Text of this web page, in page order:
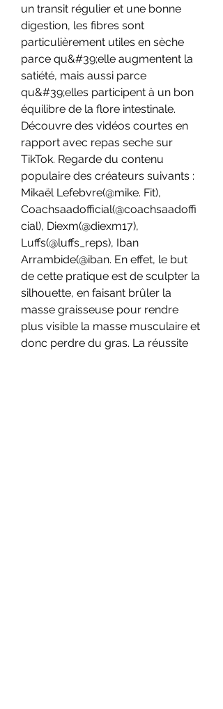
un transit régulier et une bonne
digestion, les fibres sont
particulièrement utiles en sèche
parce qu&#39;elle augmentent la
satiété, mais aussi parce
qu&#39;elles participent à un bon
équilibre de la flore intestinale.
Découvre des vidéos courtes en
rapport avec repas seche sur
TikTok. Regarde du contenu
populaire des créateurs suivants :
Mikaël Lefebvre(@mike. Fit),
Coachsaadofficial(@coachsaadoffi
cial), Diexm(@diexm17),
Luffs(@luffs_reps), Iban
Arrambide(@iban. En effet, le but
de cette pratique est de sculpter la
silhouette, en faisant brûler la
masse graisseuse pour rendre
plus visible la masse musculaire et
donc perdre du gras. La réussite